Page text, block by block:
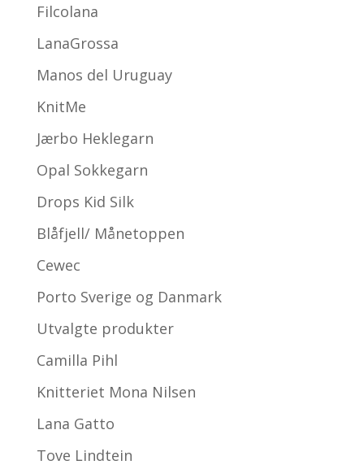
Filcolana
LanaGrossa
Manos del Uruguay
KnitMe
Jærbo Heklegarn
Opal Sokkegarn
Drops Kid Silk
Blåfjell/ Månetoppen
Cewec
Porto Sverige og Danmark
Utvalgte produkter
Camilla Pihl
Knitteriet Mona Nilsen
Lana Gatto
Tove Lindtein